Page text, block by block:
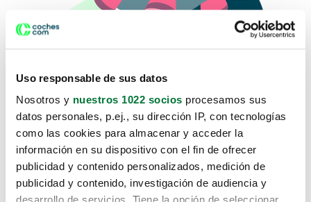
Uso responsable de sus datos
Nosotros y nuestros 1022 socios procesamos sus
datos personales, p.ej., su dirección IP, con tecnologías
como las cookies para almacenar y acceder la
información en su dispositivo con el fin de ofrecer
publicidad y contenido personalizados, medición de
publicidad y contenido, investigación de audiencia y
Lo sentimos, no sabemos como
te hemos traido hasta aquí.